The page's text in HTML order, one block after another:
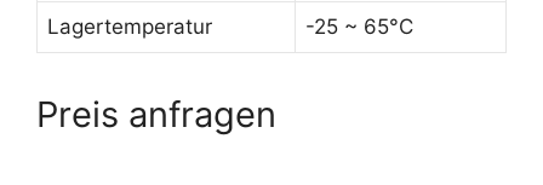
Lagertemperatur -25 ~ 65°C
Preis anfragen